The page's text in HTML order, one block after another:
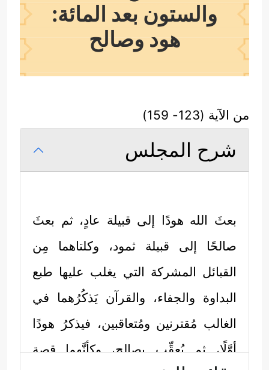
والستون بعد المائة:
هود وصالح
من الآية (123- 159)
شرح المجلس
بعثَ الله هودًا إلى قبيلة عادٍ، ثم بعثَ
صالحًا إلى قبيلة ثمود، وكلتاهما مِن
القبائل المشركة التي يغلب عليها طبع
البداوة والجفاء، والقرآن يَذكُرُهما في
الغالب مُقترنين ومُتعاقبين، فيذكرُ هودًا
أوَّلًا، ثم يُعقِّب بصالح، وكأنَّهما قصة